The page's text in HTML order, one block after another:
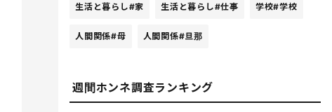
生活と暮らし#家 生活と暮らし#仕事 学校#学校
人間関係#母 人間関係#旦那
週間ホンネ調査ランキング